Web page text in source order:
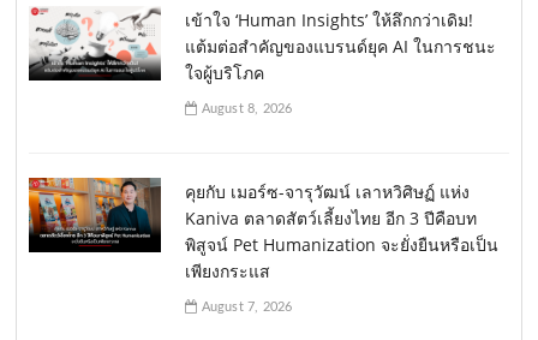
เข้าใจ ‘Human Insights’ ให้ลึกกว่าเดิม!
แต้มต่อสำคัญของแบรนด์ยุค AI ในการชนะ
ใจผู้บริโภค
August 8, 2026
คุยกับ เมอร์ซ-จารุวัฒน์ เลาหวิศิษฏ์ แห่ง
Kaniva ตลาดสัตว์เลี้ยงไทย อีก 3 ปีคือบท
พิสูจน์ Pet Humanization จะยั่งยืนหรือเป็น
เพียงกระแส
August 7, 2026